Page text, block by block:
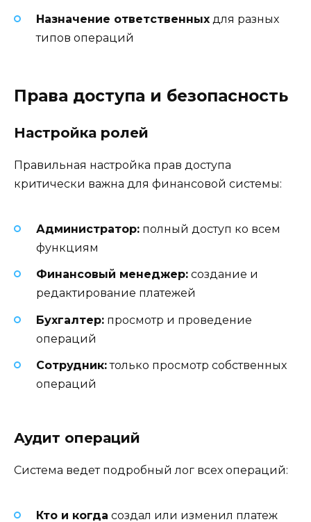
Назначение ответственных для разных
типов операций
Права доступа и безопасность
Настройка ролей
Правильная настройка прав доступа
критически важна для финансовой системы:
Администратор: полный доступ ко всем
функциям
Финансовый менеджер: создание и
редактирование платежей
Бухгалтер: просмотр и проведение
операций
Сотрудник:только просмотр собственных
операций
Аудит операций
Система ведет подробный лог всех операций:
Кто и когда создал или изменил платеж